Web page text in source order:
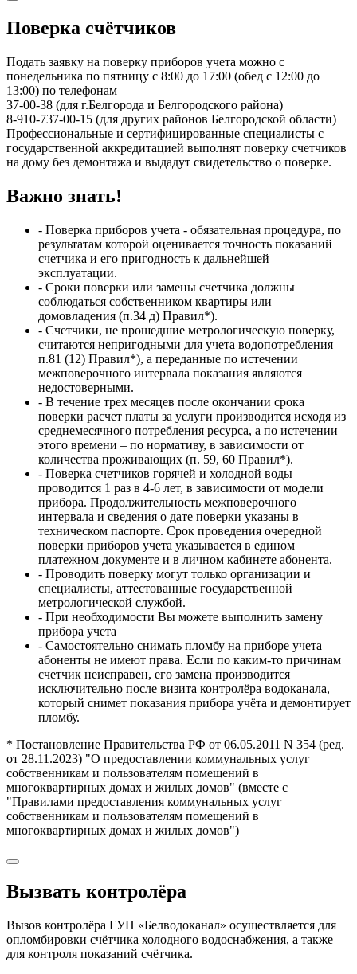
Поверка счётчиков
Подать заявку на поверку приборов учета можно с
понедельника по пятницу с 8:00 до 17:00 (обед с 12:00 до
13:00) по телефонам
37-00-38 (для г.Белгорода и Белгородского района)
8-910-737-00-15 (для других районов Белгородской области)
Профессиональные и сертифицированные специалисты с
государственной аккредитацией выполнят поверку счетчиков
на дому без демонтажа и выдадут свидетельство о поверке.
Важно знать!
- Поверка приборов учета - обязательная процедура, по
результатам которой оценивается точность показаний
счетчика и его пригодность к дальнейшей
эксплуатации.
- Сроки поверки или замены счетчика должны
соблюдаться собственником квартиры или
домовладения (п.34 д) Правил*).
- Счетчики, не прошедшие метрологическую поверку,
считаются непригодными для учета водопотребления
п.81 (12) Правил*), а переданные по истечении
межповерочного интервала показания являются
недостоверными.
- В течение трех месяцев после окончании срока
поверки расчет платы за услуги производится исходя из
среднемесячного потребления ресурса, а по истечении
этого времени – по нормативу, в зависимости от
количества проживающих (п. 59, 60 Правил*).
- Поверка счетчиков горячей и холодной воды
проводится 1 раз в 4-6 лет, в зависимости от модели
прибора. Продолжительность межповерочного
интервала и сведения о дате поверки указаны в
техническом паспорте. Срок проведения очередной
поверки приборов учета указывается в едином
платежном документе и в личном кабинете абонента.
- Проводить поверку могут только организации и
специалисты, аттестованные государственной
метрологической службой.
- При необходимости Вы можете выполнить замену
прибора учета
- Самостоятельно снимать пломбу на приборе учета
абоненты не имеют права. Если по каким-то причинам
счетчик неисправен, его замена производится
исключительно после визита контролёра водоканала,
который снимет показания прибора учёта и демонтирует
пломбу.
* Постановление Правительства РФ от 06.05.2011 N 354 (ред.
от 28.11.2023) "О предоставлении коммунальных услуг
собственникам и пользователям помещений в
многоквартирных домах и жилых домов" (вместе с
"Правилами предоставления коммунальных услуг
собственникам и пользователям помещений в
многоквартирных домах и жилых домов")
Вызвать контролёра
Вызов контролёра ГУП «Белводоканал» осуществляется для
опломбировки счётчика холодного водоснабжения, а также
для контроля показаний счётчика.